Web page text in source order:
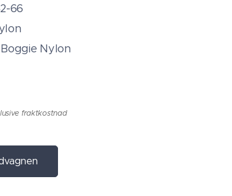
66
Nylon
fraktkostnad